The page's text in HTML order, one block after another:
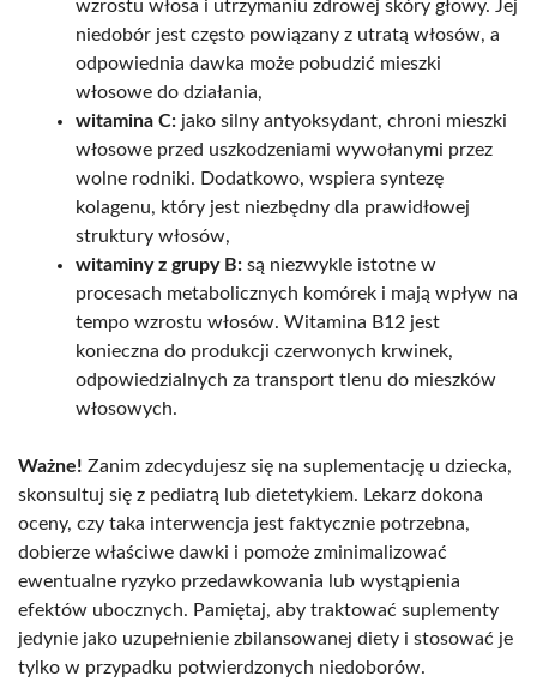
wzrostu włosa i utrzymaniu zdrowej skóry głowy. Jej
niedobór jest często powiązany z utratą włosów, a
odpowiednia dawka może pobudzić mieszki
włosowe do działania,
witamina C: jako silny antyoksydant, chroni mieszki
włosowe przed uszkodzeniami wywołanymi przez
wolne rodniki. Dodatkowo, wspiera syntezę
kolagenu, który jest niezbędny dla prawidłowej
struktury włosów,
witaminy z grupy B: są niezwykle istotne w
procesach metabolicznych komórek i mają wpływ na
tempo wzrostu włosów. Witamina B12 jest
konieczna do produkcji czerwonych krwinek,
odpowiedzialnych za transport tlenu do mieszków
włosowych.
Ważne! Zanim zdecydujesz się na suplementację u dziecka,
skonsultuj się z pediatrą lub dietetykiem. Lekarz dokona
oceny, czy taka interwencja jest faktycznie potrzebna,
dobierze właściwe dawki i pomoże zminimalizować
ewentualne ryzyko przedawkowania lub wystąpienia
efektów ubocznych. Pamiętaj, aby traktować suplementy
jedynie jako uzupełnienie zbilansowanej diety i stosować je
tylko w przypadku potwierdzonych niedoborów.